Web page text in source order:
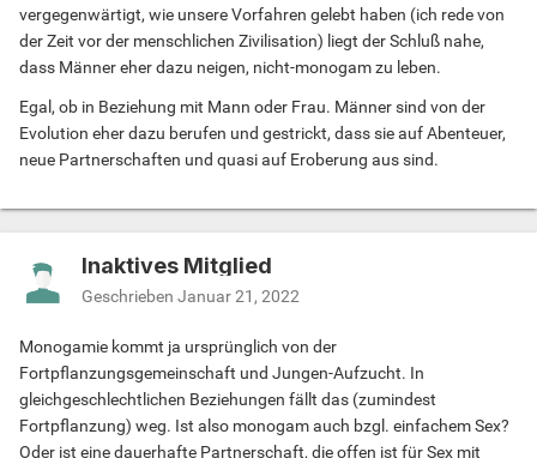
vergegenwärtigt, wie unsere Vorfahren gelebt haben (ich rede von
der Zeit vor der menschlichen Zivilisation) liegt der Schluß nahe,
dass Männer eher dazu neigen, nicht-monogam zu leben.
Egal, ob in Beziehung mit Mann oder Frau. Männer sind von der
Evolution eher dazu berufen und gestrickt, dass sie auf Abenteuer,
neue Partnerschaften und quasi auf Eroberung aus sind.
Inaktives Mitglied
Geschrieben Januar 21, 2022
Monogamie kommt ja ursprünglich von der
Fortpflanzungsgemeinschaft und Jungen-Aufzucht. In
gleichgeschlechtlichen Beziehungen fällt das (zumindest
Fortpflanzung) weg. Ist also monogam auch bzgl. einfachem Sex?
Oder ist eine dauerhafte Partnerschaft, die offen ist für Sex mit